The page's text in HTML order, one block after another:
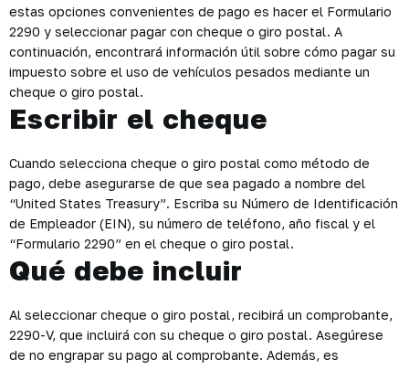
estas opciones convenientes de pago es hacer el Formulario
2290 y seleccionar pagar con cheque o giro postal. A
continuación, encontrará información útil sobre cómo pagar su
impuesto sobre el uso de vehículos pesados mediante un
cheque o giro postal.
Escribir el cheque
Cuando selecciona cheque o giro postal como método de
pago, debe asegurarse de que sea pagado a nombre del
“United States Treasury”. Escriba su Número de Identificación
de Empleador (EIN), su número de teléfono, año fiscal y el
“Formulario 2290” en el cheque o giro postal.
Qué debe incluir
Al seleccionar cheque o giro postal, recibirá un comprobante,
2290-V, que incluirá con su cheque o giro postal. Asegúrese
de no engrapar su pago al comprobante. Además, es